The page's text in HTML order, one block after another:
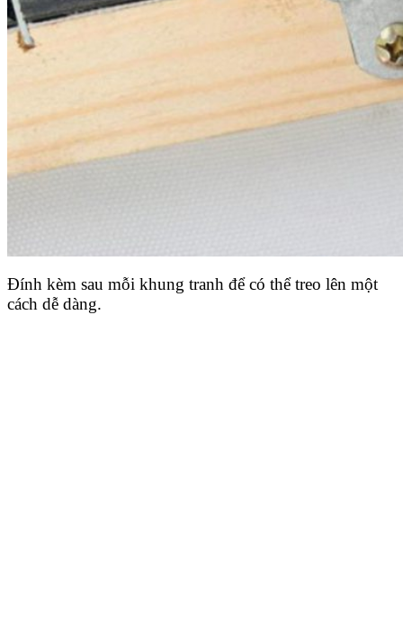
Đính kèm sau mỗi khung tranh để có thể treo lên một
cách dễ dàng.